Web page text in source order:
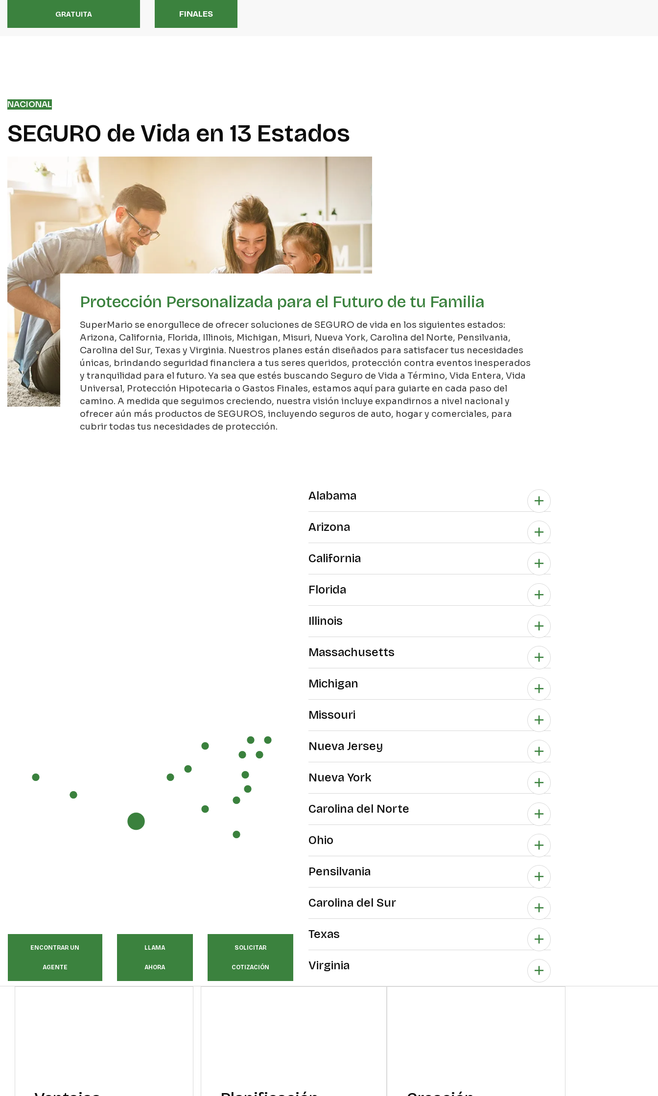
GRATUITA
FINALES
NACIONAL
SEGURO de Vida en 13 Estados
Protección Personalizada para el Futuro de tu Familia
SuperMario se enorgullece de ofrecer soluciones de SEGURO de vida en los siguientes estados:
Arizona, California, Florida, Illinois, Michigan, Misuri, Nueva York, Carolina del Norte, Pensilvania,
Carolina del Sur, Texas y Virginia. Nuestros planes están diseñados para satisfacer tus necesidades
únicas, brindando seguridad financiera a tus seres queridos, protección contra eventos inesperados
y tranquilidad para el futuro. Ya sea que estés buscando Seguro de Vida a Término, Vida Entera, Vida
Universal, Protección Hipotecaria o Gastos Finales, estamos aquí para guiarte en cada paso del
camino. A medida que seguimos creciendo, nuestra visión incluye expandirnos a nivel nacional y
ofrecer aún más productos de SEGUROS, incluyendo seguros de auto, hogar y comerciales, para
cubrir todas tus necesidades de protección.
ENCONTRAR UN
AGENTE
LLAMA
AHORA
SOLICITAR
COTIZACIÓN
Alabama
Arizona
California
Florida
Illinois
Massachusetts
Michigan
Missouri
Nueva Jersey
Nueva York
Carolina del Norte
Ohio
Pensilvania
Carolina del Sur
Texas
Virginia